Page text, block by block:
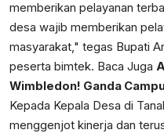
memberikan pelayanan
desa wajib memberikan
masyarakat," tegas Bupati
peserta bimtek. Baca Juga
Wimbledon! Ganda
Kepada Kepala Desa di
menggenjot kinerja dan